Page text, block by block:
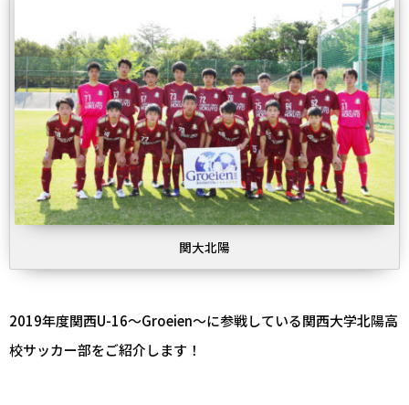
関大北陽
2019年度関西U-16～Groeien～に参戦している関西大学北陽高
校サッカー部をご紹介します！